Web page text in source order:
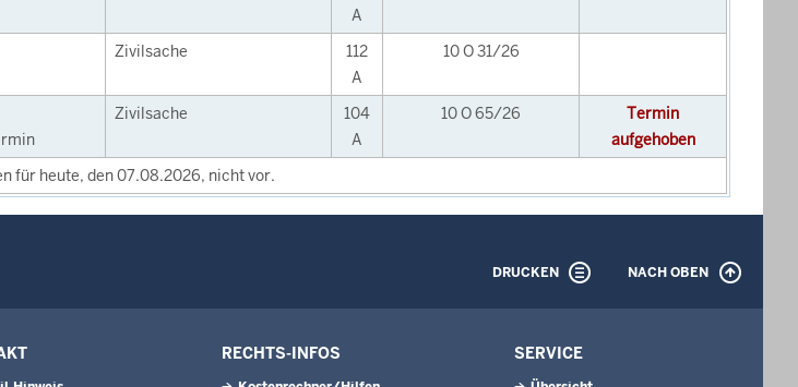
A
Zivilsache
112
A
10 O 31/26
Zivilsache
104
A
10 O 65/26
Termin
aufgehoben
für heute, den 07.08.2026, nicht vor.
DRUCKEN NACH OBEN
RECHTS-INFOS SERVICE